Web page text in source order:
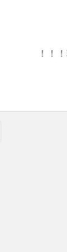
！！